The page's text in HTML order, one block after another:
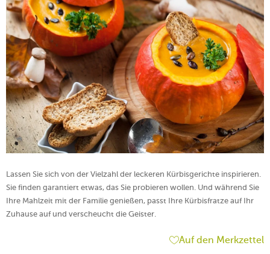
Lassen Sie sich von der Vielzahl der leckeren Kürbisgerichte inspirieren.
Sie finden garantiert etwas, das Sie probieren wollen. Und während Sie
Ihre Mahlzeit mit der Familie genießen, passt Ihre Kürbisfratze auf Ihr
Zuhause auf und verscheucht die Geister.
Auf den Merkzettel